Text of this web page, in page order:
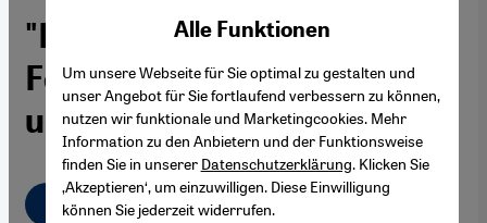
"Der konfessionelle
Föderalismus ist gefährlich
und separatistisch"
Deutsch
Alle Funktionen
Um unsere Webseite für Sie optimal zu gestalten und
unser Angebot für Sie fortlaufend verbessern zu können,
nutzen wir funktionale und Marketingcookies. Mehr
Information zu den Anbietern und der Funktionsweise
finden Sie in unserer Datenschutzerklärung. Klicken Sie
‚Akzeptieren‘, um einzuwilligen. Diese Einwilligung
können Sie jederzeit widerrufen.